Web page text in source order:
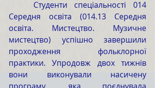
Середня освіта (014.13 Середня
освіта. Мистецтво. Музичне
мистецтво) успішно завершили
проходження фольклорної
практики. Упродовж двох тижнів
вони виконували насичену